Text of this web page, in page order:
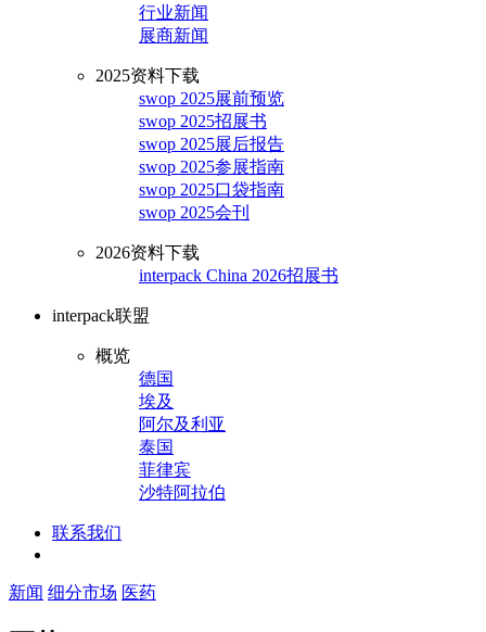
行业新闻
展商新闻
2025资料下载
swop 2025展前预览
swop 2025招展书
swop 2025展后报告
swop 2025参展指南
swop 2025口袋指南
swop 2025会刊
2026资料下载
interpack China 2026招展书
interpack联盟
概览
德国
埃及
阿尔及利亚
泰国
菲律宾
沙特阿拉伯
联系我们
新闻 细分市场 医药